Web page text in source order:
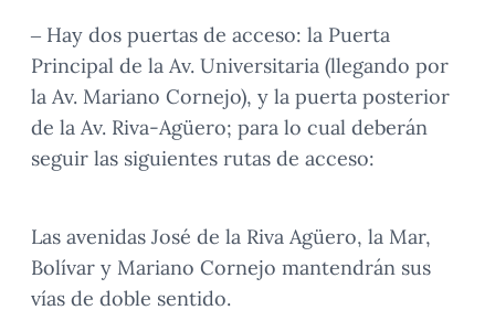
– Hay dos puertas de acceso: la Puerta
Principal de la Av. Universitaria (llegando por
la Av. Mariano Cornejo), y la puerta posterior
de la Av. Riva-Agüero; para lo cual deberán
seguir las siguientes rutas de acceso:
Las avenidas José de la Riva Agüero, la Mar,
Bolívar y Mariano Cornejo mantendrán sus
vías de doble sentido.